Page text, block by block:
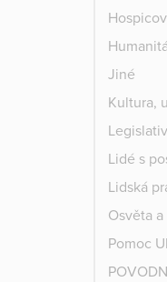
Jiné
Kultura,
Lidé s
Lidská
Osvěta
Pomoc